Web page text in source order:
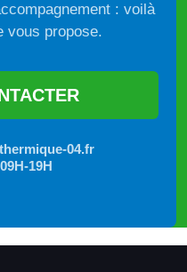
: voilà
vous propose.
04.fr
19H